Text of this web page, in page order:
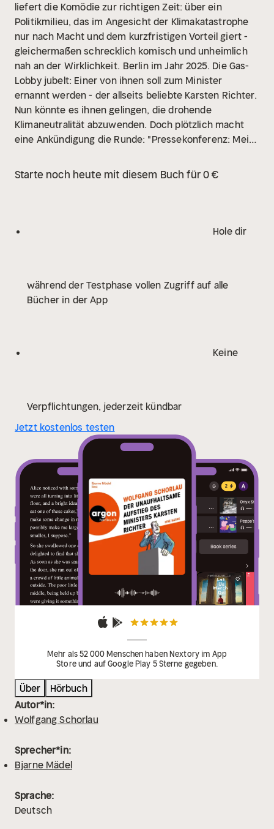
liefert die Komödie zur richtigen Zeit: über ein
Politikmilieu, das im Angesicht der Klimakatastrophe
nur nach Macht und dem kurzfristigen Vorteil giert -
gleichermaßen schrecklich komisch und unheimlich
nah an der Wirklichkeit. Berlin im Jahr 2025. Die Gas-
Lobby jubelt: Einer von ihnen soll zum Minister
ernannt werden - der allseits beliebte Karsten Richter.
Nun könnte es ihnen gelingen, die drohende
Klimaneutralität abzuwenden. Doch plötzlich macht
eine Ankündigung die Runde: "Pressekonferenz: Mein
Klimaaktivistin der allerersten Generation, hat kein
Stattdessen persönlicher Erfolg und die Anerkennung
erhält er einen Anruf: Seine Mutter wurde entführt!
Die beste Nachricht seit Tagen. Er beschließt, auf Zeit
Starte noch heute mit diesem Buch für 0 €
Hole dir
während der Testphase vollen Zugriff auf alle
Bücher in der App
Keine
Verpflichtungen, jederzeit kündbar
Jetzt kostenlos testen
Mehr als 52 000 Menschen haben Nextory im App
Store und auf Google Play 5 Sterne gegeben.
Über
Hörbuch
Autor*in:
Wolfgang Schorlau
Sprecher*in:
Bjarne Mädel
Sprache:
Deutsch